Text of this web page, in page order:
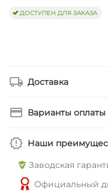
ДОСТУПЕН ДЛЯ ЗАКАЗА
Доставка
Варианты оплаты
Наши
Заводская
Официальный